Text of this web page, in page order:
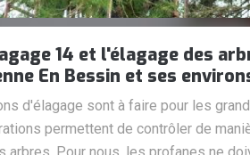
14 et l'élagage des
En Bessin et ses
d'élagage sont à faire pour les
permettent de contrôler de